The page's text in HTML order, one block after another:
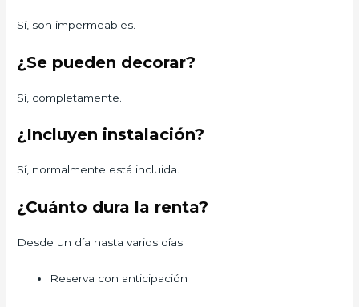
Sí, son impermeables.
¿Se pueden decorar?
Sí, completamente.
¿Incluyen instalación?
Sí, normalmente está incluida.
¿Cuánto dura la renta?
Desde un día hasta varios días.
Reserva con anticipación